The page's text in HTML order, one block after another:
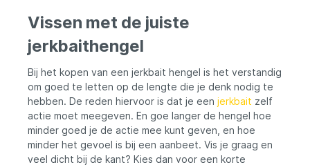
Vissen met de juiste
jerkbaithengel
Bij het kopen van een jerkbait hengel is het verstandig
om goed te letten op de lengte die je denk nodig te
hebben. De reden hiervoor is dat je een jerkbait zelf
actie moet meegeven. En goe langer de hengel hoe
minder goed je de actie mee kunt geven, en hoe
minder het gevoel is bij een aanbeet. Vis je graag en
veel dicht bij de kant? Kies dan voor een korte